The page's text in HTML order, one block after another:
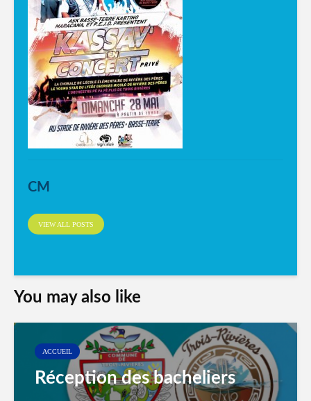
CM
VIEW ALL POSTS
You may also like
ACCUEIL
Réception des bacheliers